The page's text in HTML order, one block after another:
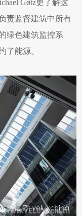
Gøtz更了解这
责监督建筑中所有
绿色建筑监控系
了能源。